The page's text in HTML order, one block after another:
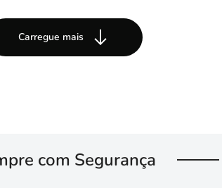
Carregue mais
com Segurança